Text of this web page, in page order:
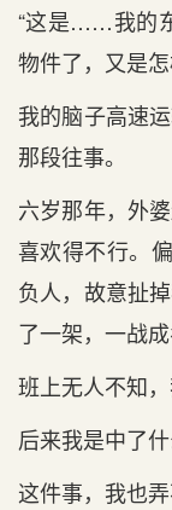
“这是……我的
物件了，又是
我的脑子高速
那段往事。
六岁那年，外
喜欢得不行。
负人，故意扯
了一架，一战成
班上无人不知，
后来我是中了
这件事，我也弄